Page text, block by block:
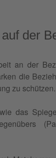
der
an der
die
zu schützen.
das